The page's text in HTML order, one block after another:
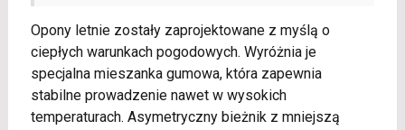
Opony letnie zostały zaprojektowane z myślą o
ciepłych warunkach pogodowych. Wyróżnia je
specjalna mieszanka gumowa, która zapewnia
stabilne prowadzenie nawet w wysokich
temperaturach. Asymetryczny bieżnik z mniejszą